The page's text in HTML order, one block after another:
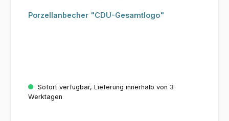
Porzellanbecher "CDU-Gesamtlogo"
Sofort verfügbar, Lieferung innerhalb von 3
Werktagen